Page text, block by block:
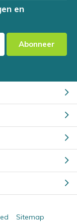
en
Abonneer
Sitemap